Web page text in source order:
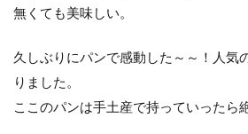
無くても美味しい。
久しぶりにパンで感動した～～！人気
りました。
ここのパンは手土産で持っていったら